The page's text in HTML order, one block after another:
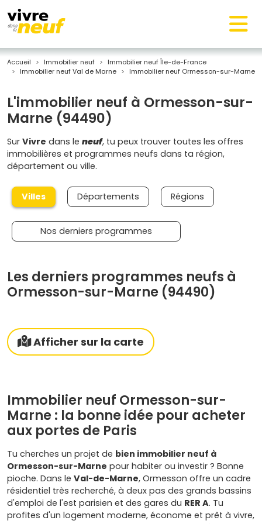
Accueil Immobilier neuf
Immobilier neuf Île-de-France
Immobilier neuf Val de Marne
Immobilier neuf Ormesson-sur-Marne
L'immobilier neuf à Ormesson-sur-
Marne (94490)
Sur Vivre dans le neuf, tu peux trouver toutes les offres
immobilières et programmes neufs dans ta région,
département ou ville.
Villes Départements Régions
Nos derniers programmes
Les derniers programmes neufs à
Ormesson-sur-Marne (94490)
Afficher sur la carte
Immobilier neuf Ormesson-sur-
Marne : la bonne idée pour acheter
aux portes de Paris
Tu cherches un projet de bien immobilier neuf à
Ormesson-sur-Marne pour habiter ou investir ? Bonne
pioche. Dans le Val-de-Marne, Ormesson offre un cadre
résidentiel très recherché, à deux pas des grands bassins
d'emploi de l'est parisien et des gares du RER A. Tu
profites d'un logement moderne, économe et prêt à vivre,